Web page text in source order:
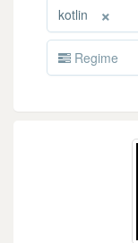
×
kotlin
Regime